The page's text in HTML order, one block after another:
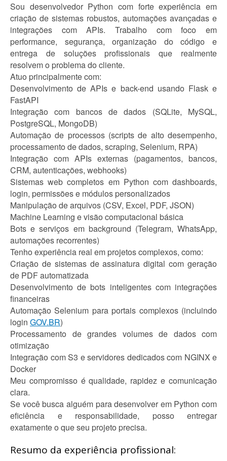
Sou desenvolvedor Python com forte experiência em
criação de sistemas robustos, automações avançadas e
integrações com APIs. Trabalho com foco em
performance, segurança, organização do código e
entrega de soluções profissionais que realmente
resolvem o problema do cliente.
Atuo principalmente com:
Desenvolvimento de APIs e back-end usando Flask e
FastAPI
Integração com bancos de dados (SQLite, MySQL,
PostgreSQL, MongoDB)
Automação de processos (scripts de alto desempenho,
processamento de dados, scraping, Selenium, RPA)
Integração com APIs externas (pagamentos, bancos,
CRM, autenticações, webhooks)
Sistemas web completos em Python com dashboards,
login, permissões e módulos personalizados
Manipulação de arquivos (CSV, Excel, PDF, JSON)
Machine Learning e visão computacional básica
Bots e serviços em background (Telegram, WhatsApp,
automações recorrentes)
Tenho experiência real em projetos complexos, como:
Criação de sistemas de assinatura digital com geração
de PDF automatizada
Desenvolvimento de bots inteligentes com integrações
financeiras
Automação Selenium para portais complexos (incluindo
login GOV.BR)
Processamento de grandes volumes de dados com
otimização
Integração com S3 e servidores dedicados com NGINX e
Docker
Meu compromisso é qualidade, rapidez e comunicação
clara.
Se você busca alguém para desenvolver em Python com
eficiência e responsabilidade, posso entregar
exatamente o que seu projeto precisa.
Resumo da experiência profissional: